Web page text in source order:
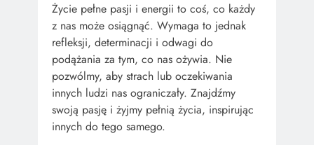
Życie pełne pasji i energii to coś, co każdy
z nas może osiągnąć. Wymaga to jednak
refleksji, determinacji i odwagi do
podążania za tym, co nas ożywia. Nie
pozwólmy, aby strach lub oczekiwania
innych ludzi nas ograniczały. Znajdźmy
swoją pasję i żyjmy pełnią życia, inspirując
innych do tego samego.